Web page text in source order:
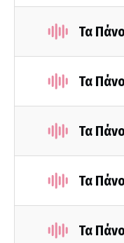
Τα
Τα
Τα
Τα
Τα